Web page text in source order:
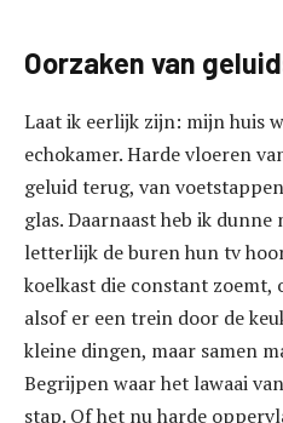
Oorzaken van
Laat ik eerlijk zijn: mijn huis
echokamer. Harde vloeren
geluid terug, van
glas. Daarnaast heb ik
letterlijk de buren hun tv
koelkast die constant zoemt,
alsof er een trein door de
kleine dingen, maar samen
Begrijpen waar het lawaai
stap. Of het nu harde